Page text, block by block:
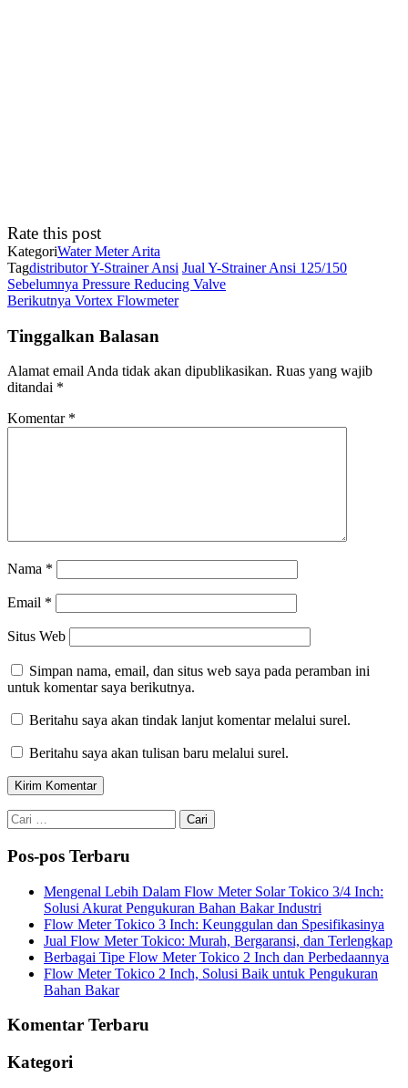
Rate this post
KategoriWater Meter Arita
Tagdistributor Y-Strainer Ansi Jual Y-Strainer Ansi 125/150
Navigasi
pos
Pos
Sebelumnya
Sebelumnya Pressure Reducing Valve
Pos
Berikutnya Vortex Flowmeter
Tinggalkan Balasan
Alamat email Anda tidak akan dipublikasikan. Ruas yang wajib
ditandai *
Komentar *
Nama *
Email *
Situs Web
Simpan nama, email, dan situs web saya pada peramban ini
untuk komentar saya berikutnya.
Beritahu saya akan tindak lanjut komentar melalui surel.
Beritahu saya akan tulisan baru melalui surel.
Cari
untuk:
Pos-pos Terbaru
Mengenal Lebih Dalam Flow Meter Solar Tokico 3/4 Inch:
Solusi Akurat Pengukuran Bahan Bakar Industri
Flow Meter Tokico 3 Inch: Keunggulan dan Spesifikasinya
Jual Flow Meter Tokico: Murah, Bergaransi, dan Terlengkap
Berbagai Tipe Flow Meter Tokico 2 Inch dan Perbedaannya
Flow Meter Tokico 2 Inch, Solusi Baik untuk Pengukuran
Bahan Bakar
Komentar Terbaru
Kategori